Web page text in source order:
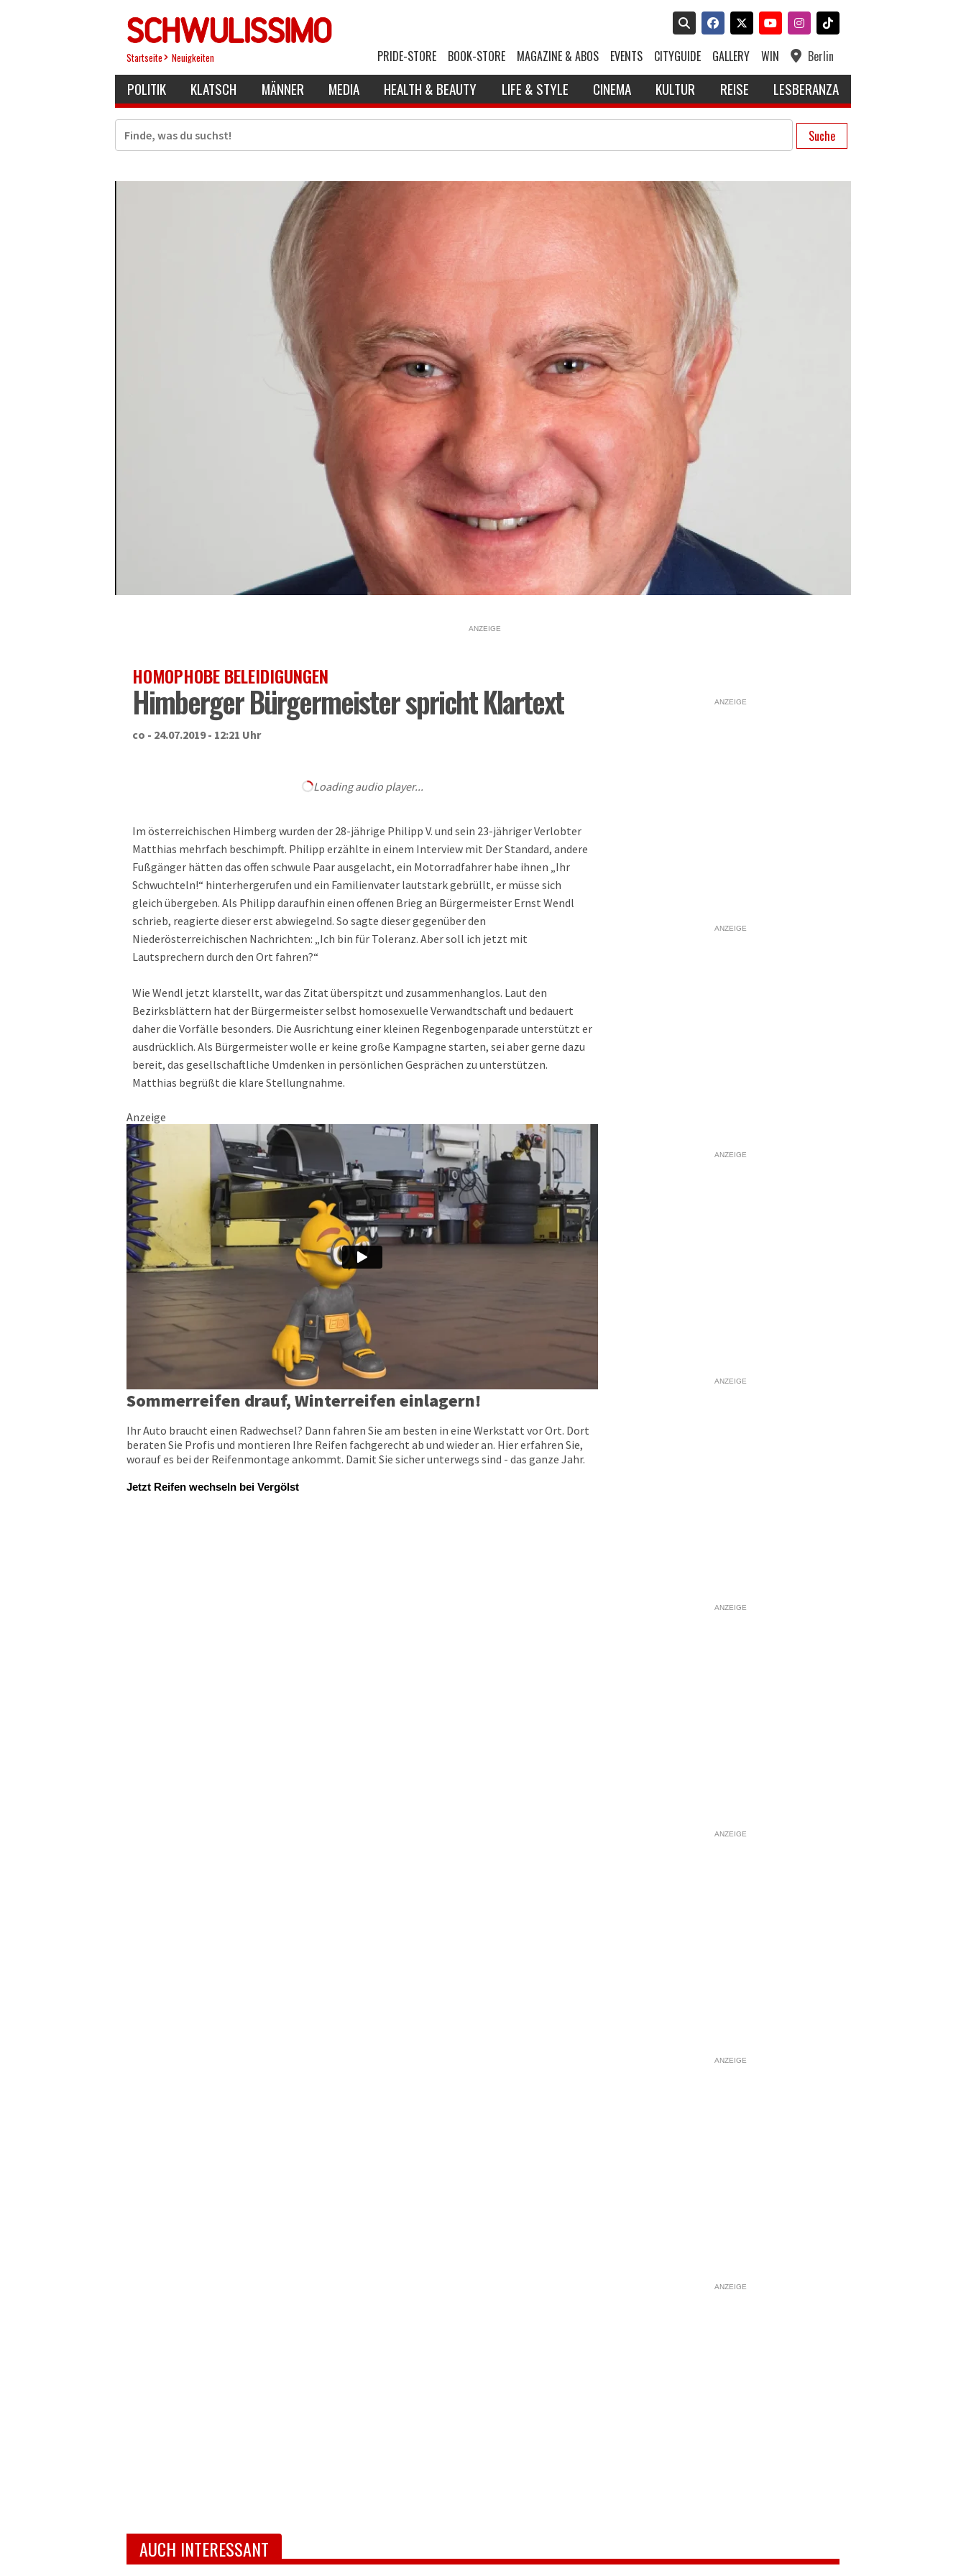
Startseite Neuigkeiten PRIDE-STORE BOOK-STORE MAGAZINE & ABOS EVENTS CITYGUIDE GALLERY WIN Berlin
POLITIK KLATSCH MÄNNER MEDIA HEALTH & BEAUTY LIFE & STYLE CINEMA KULTUR REISE LESBERANZA
Suche
ANZEIGE
HOMOPHOBE BELEIDIGUNGEN
Himberger Bürgermeister spricht Klartext
co - 24.07.2019 - 12:21 Uhr
Loading audio player...
Im österreichischen Himberg wurden der 28-jährige Philipp V. und sein 23-jähriger Verlobter
Matthias mehrfach beschimpft. Philipp erzählte in einem Interview mit Der Standard, andere
Fußgänger hätten das offen schwule Paar ausgelacht, ein Motorradfahrer habe ihnen „Ihr
Schwuchteln!“ hinterhergerufen und ein Familienvater lautstark gebrüllt, er müsse sich
gleich übergeben. Als Philipp daraufhin einen offenen Brieg an Bürgermeister Ernst Wendl
schrieb, reagierte dieser erst abwiegelnd. So sagte dieser gegenüber den
Niederösterreichischen Nachrichten: „Ich bin für Toleranz. Aber soll ich jetzt mit
Lautsprechern durch den Ort fahren?“
Wie Wendl jetzt klarstellt, war das Zitat überspitzt und zusammenhanglos. Laut den
Bezirksblättern hat der Bürgermeister selbst homosexuelle Verwandtschaft und bedauert
daher die Vorfälle besonders. Die Ausrichtung einer kleinen Regenbogenparade unterstützt er
ausdrücklich. Als Bürgermeister wolle er keine große Kampagne starten, sei aber gerne dazu
bereit, das gesellschaftliche Umdenken in persönlichen Gesprächen zu unterstützen.
Matthias begrüßt die klare Stellungnahme.
Anzeige
Sommerreifen drauf, Winterreifen einlagern!
Ihr Auto braucht einen Radwechsel? Dann fahren Sie am besten in eine Werkstatt vor Ort. Dort
beraten Sie Profis und montieren Ihre Reifen fachgerecht ab und wieder an. Hier erfahren Sie,
worauf es bei der Reifenmontage ankommt. Damit Sie sicher unterwegs sind - das ganze Jahr.
Jetzt Reifen wechseln bei Vergölst
ANZEIGE
ANZEIGE
ANZEIGE
ANZEIGE
ANZEIGE
ANZEIGE
ANZEIGE
ANZEIGE
AUCH INTERESSANT